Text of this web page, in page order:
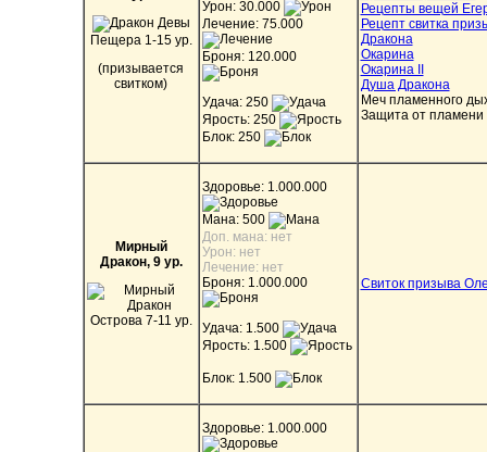
Пещера 1-15 ур.
(призывается
свитком)
Урон: 30.000
Лечение: 75.000
Броня: 120.000
Удача: 250
Ярость: 250
Блок: 250
Рецепты вещей
Рецепт свитка
Дракона
Окарина
Окарина II
Душа Дракона
Меч пламенного
Защита от пламени
Мирный
Дракон, 9 ур.
Острова 7-11 ур.
Здоровье: 1.000.000
Мана: 500
Доп. мана: нет
Урон: нет
Лечение: нет
Броня: 1.000.000
Удача: 1.500
Ярость: 1.500
Блок: 1.500
Свиток призыва
Здоровье: 1.000.000